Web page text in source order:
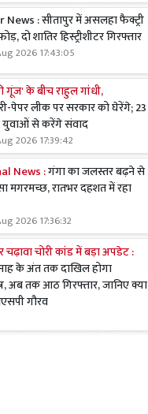
: सीतापुर में असलहा फैक्ट्री
दो शातिर हिस्ट्रीशीटर गिरफ्तार
2026 17:43:05
गूंज' के बीच राहुल गांधी,
पेपर लीक पर सरकार को घेरेंगे; 23
युवाओं से करेंगे संवाद
2026 17:39:42
News :गंगा का जलस्तर बढ़ने से
मगरमच्छ, रातभर दहशत में रहा
2026 17:36:32
चढ़ावा चोरी कांड में बड़ा अपडेट :
के अंत तक दाखिल होगा
अब तक आठ गिरफ्तार, जानिए क्या
गौरव